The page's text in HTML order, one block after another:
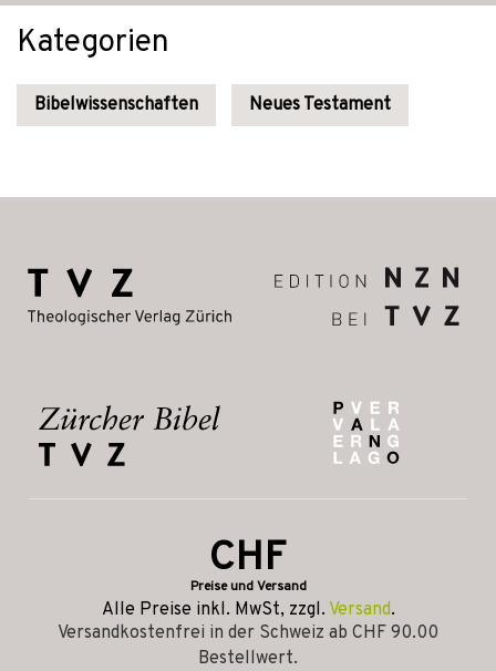
Kategorien
Bibelwissenschaften Neues Testament
CHF
Preise und Versand
Alle Preise inkl. MwSt, zzgl. Versand.
Versandkostenfrei in der Schweiz ab CHF 90.00
Bestellwert.